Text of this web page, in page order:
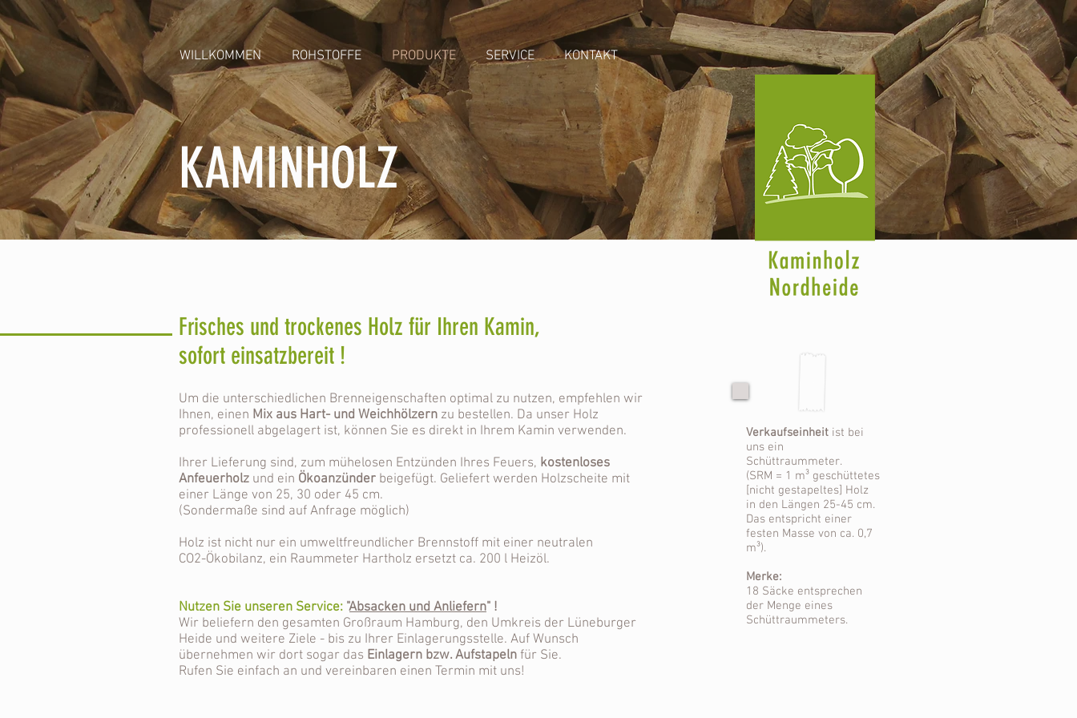
WILLKOMMEN ROHSTOFFE PRODUKTE SERVICE KONTAKT
KAMINHOLZ
Frisches und trockenes Holz für Ihren Kamin,
sofort einsatzbereit !
Um die unterschiedlichen Brenneigenschaften optimal zu nutzen, empfehlen wir
Ihnen, einen Mix aus Hart- und Weichhölzern zu bestellen. Da unser Holz
professionell abgelagert ist, können Sie es direkt in Ihrem Kamin verwenden.
Ihrer Lieferung sind, zum mühelosen Entzünden Ihres Feuers, kostenloses
Anfeuerholz und ein Ökoanzünder beigefügt. Geliefert werden Holzscheite mit
einer Länge von 25, 30 oder 45 cm.
(Sondermaße sind auf Anfrage möglich)
Holz ist nicht nur ein umweltfreundlicher Brennstoff mit einer neutralen
CO2-Ökobilanz, ein Raummeter Hartholz ersetzt ca. 200 l Heizöl.
Nutzen Sie unseren Service: "Absacken und Anliefern" !
Wir beliefern den gesamten Großraum Hamburg, den Umkreis der Lüneburger
Heide und weitere Ziele - bis zu Ihrer Einlagerungsstelle. Auf Wunsch
übernehmen wir dort sogar das Einlagern bzw. Aufstapeln für Sie.
Rufen Sie einfach an und vereinbaren einen Termin mit uns!
Verkaufseinheit ist bei
uns ein
Schüttraummeter.
(SRM = 1 m³ geschüttetes
[nicht gestapeltes] Holz
in den Längen 25-45 cm.
Das entspricht einer
festen Masse von ca. 0,7
m³).
Merke:
18 Säcke entsprechen
der Menge eines
Schüttraummeters.